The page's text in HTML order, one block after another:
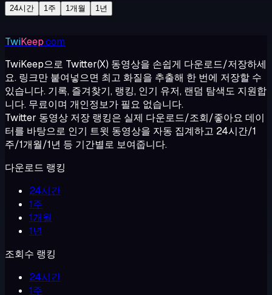
24시간 1주 1개월 1년
TwiKeep.com
TwiKeep으로 Twitter(X) 동영상을 손쉽게 다운로드/저장하세
요. 링크만 붙여넣으면 최고 화질을 추출해 한 번에 저장할 수
있습니다. 기록, 즐겨찾기, 랭킹, 인기 유저, 랜덤 탐색도 지원합
니다. 무료이며 개인정보가 필요 없습니다.
Twitter 동영상 저장 랭킹은 실제 다운로드/조회/좋아요 데이
터를 바탕으로 인기 트윗 동영상을 자동 집계하고 24시간/1
주/1개월/1년 등 기간별로 보여줍니다.
다운로드 랭킹
24시간
1주
1개월
1년
조회수 랭킹
24시간
1주